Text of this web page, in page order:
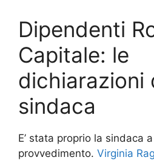
Dipendenti
Capitale: le
dichiarazioni
sindaca
E’ stata proprio la sindaca
provvedimento. Virginia